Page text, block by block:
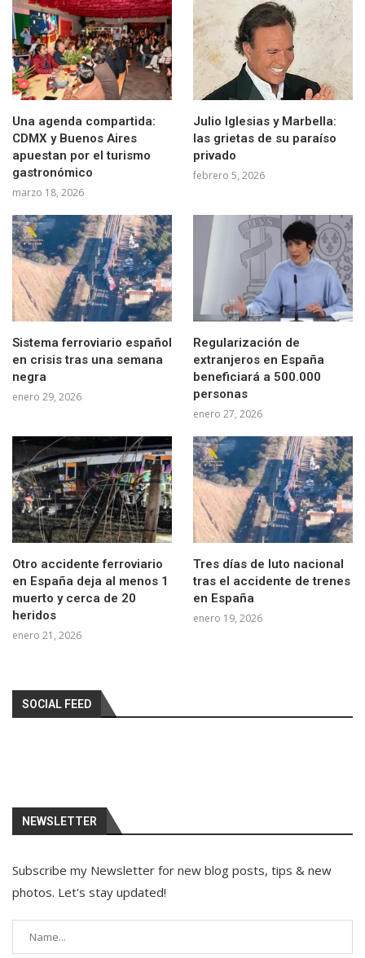
Una agenda compartida:
CDMX y Buenos Aires
apuestan por el turismo
gastronómico
marzo 18, 2026
Julio Iglesias y Marbella:
las grietas de su paraíso
privado
febrero 5, 2026
Sistema ferroviario español
en crisis tras una semana
negra
enero 29, 2026
Regularización de
extranjeros en España
beneficiará a 500.000
personas
enero 27, 2026
Otro accidente ferroviario
en España deja al menos 1
muerto y cerca de 20
heridos
enero 21, 2026
Tres días de luto nacional
tras el accidente de trenes
en España
enero 19, 2026
SOCIAL FEED
NEWSLETTER
Subscribe my Newsletter for new blog posts, tips & new
photos. Let's stay updated!